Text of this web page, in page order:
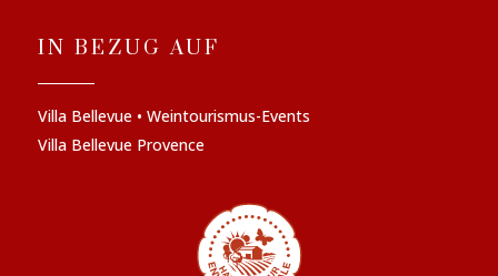
IN BEZUG AUF
Villa Bellevue • Weintourismus-Events
Villa Bellevue Provence